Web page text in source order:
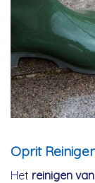
Oprit
Het reinigen